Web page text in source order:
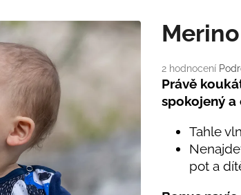
Průměrné
hodnocení
produktu
je
hvězdiček.
2 hodnocení
Právě
spokojený a
Tahle
pot a
Doporučujeme
ČEPICE UV 30 SVĚTLE MODRÁ